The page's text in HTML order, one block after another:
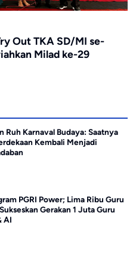
Out TKA SD/MI se-
Milad ke-29
Ruh Karnaval Budaya: Saatnya
Kembali Menjadi
PGRI Power; Lima Ribu Guru
Gerakan 1 Juta Guru
AI